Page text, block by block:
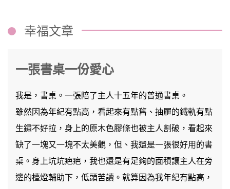
幸福文章
一張書桌一份愛心
我是，書桌。一張陪了主人十五年的普通書桌。
雖然因為年紀有點高，看起來有點舊、抽屜的鐵軌有點
生鏽不好拉，身上的原木色膠條也被主人割破，看起來
缺了一塊又一塊不太美觀，但、我還是一張很好用的書
桌。身上坑坑疤疤，我也還是有足夠的面積讓主人在旁
邊的檯燈輔助下，低頭苦讀。就算因為我年紀有點高，